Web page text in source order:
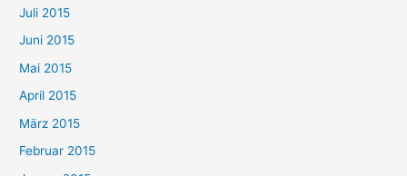
Juli 2015
Juni 2015
Mai 2015
April 2015
März 2015
Februar 2015